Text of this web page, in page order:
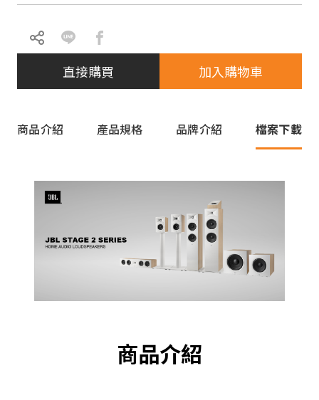
直接購買 加入購物車
商品介紹 產品規格 品牌介紹 檔案下載
商品介紹